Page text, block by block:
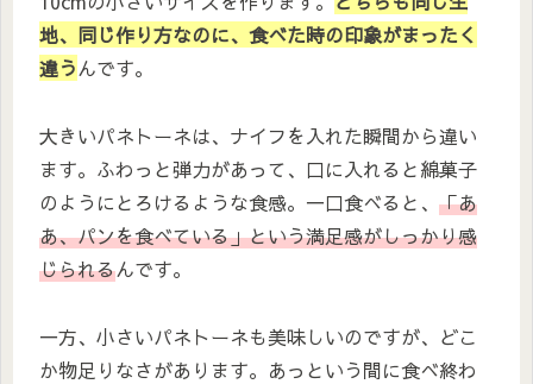
地、同じ作り方なのに、食べた時の印象がまったく
違うんです。
大きいパネトーネは、ナイフを入れた瞬間から違い
ます。ふわっと弾力があって、口に入れると綿菓子
のようにとろけるような食感。一口食べると、 「あ
あ、パンを食べている」という満足感がしっかり感
じられるんです。
一方、小さいパネトーネも美味しいのですが、どこ
か物足りなさがあります。あっという間に食べ終わ